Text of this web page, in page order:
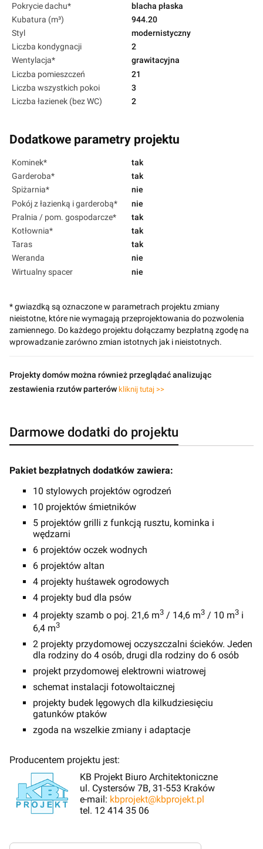
Pokrycie dachu*
blacha płaska
Kubatura (m³)
944.20
Styl
modernistyczny
Liczba kondygnacji
2
Wentylacja*
grawitacyjna
Liczba pomieszczeń
21
Liczba wszystkich pokoi
3
Liczba łazienek (bez WC)
2
Dodatkowe parametry projektu
Kominek*
tak
Garderoba*
tak
Spiżarnia*
nie
Pokój z łazienką i garderobą*
nie
Pralnia / pom. gospodarcze*
tak
Kotłownia*
tak
Taras
tak
Weranda
nie
Wirtualny spacer
nie
* gwiazdką są oznaczone w parametrach projektu zmiany
nieistotne, które nie wymagają przeprojektowania do pozwolenia
zamiennego. Do każdego projektu dołączamy bezpłatną zgodę na
wprowadzanie zarówno zmian istotnych jak i nieistotnych.
Projekty domów można również przeglądać analizując
zestawienia rzutów parterów kliknij tutaj >>
Darmowe dodatki do projektu
Pakiet bezpłatnych dodatków zawiera:
10 stylowych projektów ogrodzeń
10 projektów śmietników
5 projektów grilli z funkcją rusztu, kominka i
wędzarni
6 projektów oczek wodnych
6 projektów altan
4 projekty huśtawek ogrodowych
4 projekty bud dla psów
4 projekty szamb o poj. 21,6 m3 / 14,6 m3 / 10 m3 i
6,4 m3
2 projekty przydomowej oczyszczalni ścieków. Jeden
dla rodziny do 4 osób, drugi dla rodziny do 6 osób
projekt przydomowej elektrowni wiatrowej
schemat instalacji fotowoltaicznej
projekty budek lęgowych dla kilkudziesięciu
gatunków ptaków
zgoda na wszelkie zmiany i adaptacje
Producentem projektu jest:
KB Projekt Biuro Architektoniczne
ul. Cystersów 7B, 31-553 Kraków
e-mail: kbprojekt@kbprojekt.pl
tel. 12 414 35 06